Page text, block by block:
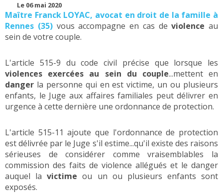
Le 06 mai 2020
Maître Franck LOYAC, avocat en droit de la famille à
Rennes (35)vous accompagne en cas deviolence au
sein de votre couple.
L'article 515-9 du code civil précise que lorsque les
violences exercées au sein du couple...mettent en
danger la personne qui en est victime, un ou plusieurs
enfants, le Juge aux affaires familiales peut délivrer en
urgence à cette dernière une ordonnance de protection.
L'article 515-11 ajoute que l'ordonnance de protection
est délivrée par le Juge s'il estime...qu'il existe des raisons
sérieuses de considérer comme vraisemblables la
commission des faits de violence allégués et le danger
auquel lavictime ou un ou plusieurs enfants sont
exposés.